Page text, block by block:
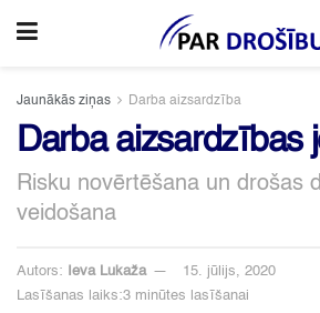
Jaunākās ziņas Darba aizsardzība
Darba aizsardzības
Risku novērtēšana un drošas
veidošana
Autors: Ieva Lukaža
15. jūlijs, 2020
Lasīšanas laiks:3 minūtes lasīšanai